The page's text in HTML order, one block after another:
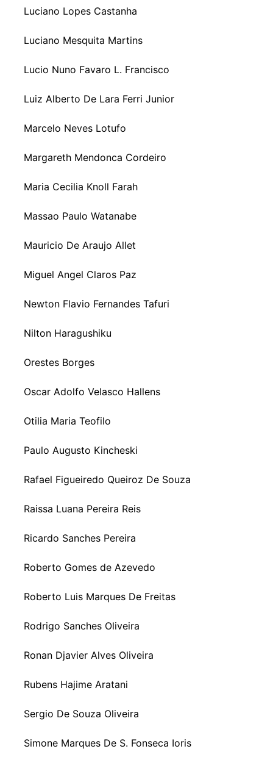
Luciano Lopes Castanha
Luciano Mesquita Martins
Lucio Nuno Favaro L. Francisco
Luiz Alberto De Lara Ferri Junior
Marcelo Neves Lotufo
Margareth Mendonca Cordeiro
Maria Cecilia Knoll Farah
Massao Paulo Watanabe
Mauricio De Araujo Allet
Miguel Angel Claros Paz
Newton Flavio Fernandes Tafuri
Nilton Haragushiku
Orestes Borges
Oscar Adolfo Velasco Hallens
Otilia Maria Teofilo
Paulo Augusto Kincheski
Rafael Figueiredo Queiroz De Souza
Raissa Luana Pereira Reis
Ricardo Sanches Pereira
Roberto Gomes de Azevedo
Roberto Luis Marques De Freitas
Rodrigo Sanches Oliveira
Ronan Djavier Alves Oliveira
Rubens Hajime Aratani
Sergio De Souza Oliveira
Simone Marques De S. Fonseca Ioris